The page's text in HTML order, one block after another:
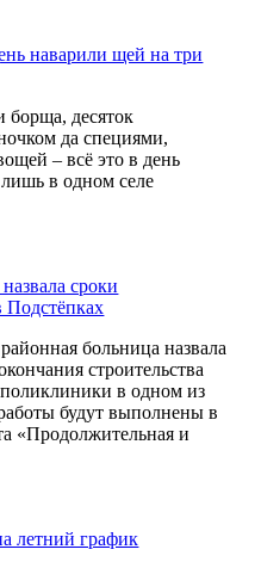
наварили щей на три
борща, десяток
да специями,
– всё это в день
в одном селе
сроки
Подстёпках
больница назвала
строительства
в одном из
будут выполнены в
«Продолжительная и
летний график